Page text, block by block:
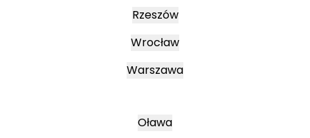
Rzeszów
Wrocław
Warszawa
Oława